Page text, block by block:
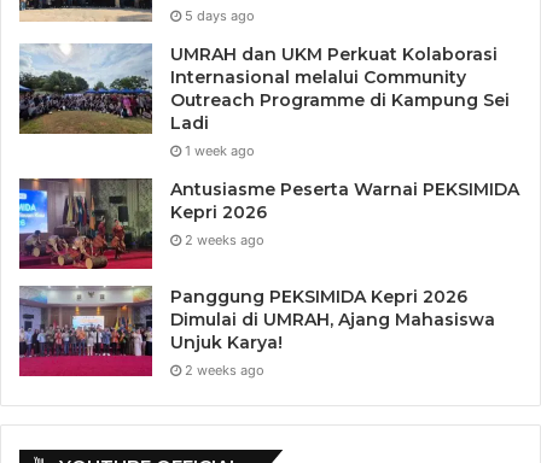
5 days ago
UMRAH dan UKM Perkuat Kolaborasi
Internasional melalui Community
Outreach Programme di Kampung Sei
Ladi
1 week ago
Antusiasme Peserta Warnai PEKSIMIDA
Kepri 2026
2 weeks ago
Panggung PEKSIMIDA Kepri 2026
Dimulai di UMRAH, Ajang Mahasiswa
Unjuk Karya!
2 weeks ago